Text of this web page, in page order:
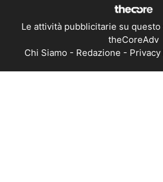
Le attività pubblicitarie su
theCoreAdv
Chi Siamo - Redazione -